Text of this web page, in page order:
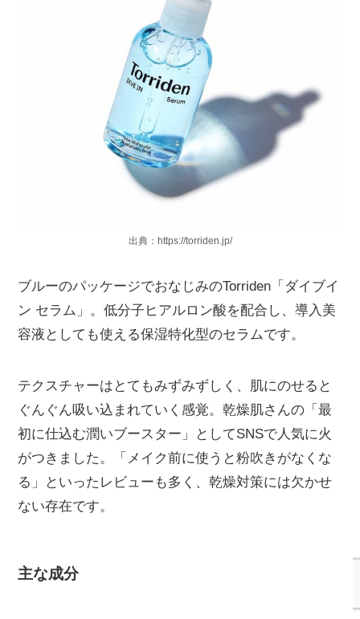
出典：https://torriden.jp/
ブルーのパッケージでおなじみのTorriden「ダイブイ
ン セラム」。低分子ヒアルロン酸を配合し、導入美
容液としても使える保湿特化型のセラムです。
テクスチャーはとてもみずみずしく、肌にのせると
ぐんぐん吸い込まれていく感覚。乾燥肌さんの「最
初に仕込む潤いブースター」としてSNSで人気に火
がつきました。「メイク前に使うと粉吹きがなくな
る」といったレビューも多く、乾燥対策には欠かせ
ない存在です。
主な成分